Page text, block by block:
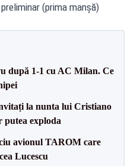
(prima manșă)
după 1-1 cu AC Milan. Ce
la nunta lui Cristiano
putea exploda
avionul TAROM care
Lucescu